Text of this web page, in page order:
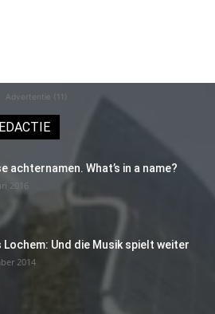
Advertentie (11)
achternamen. What’s in a name?
2016
Und die Musik spielt weiter
2014